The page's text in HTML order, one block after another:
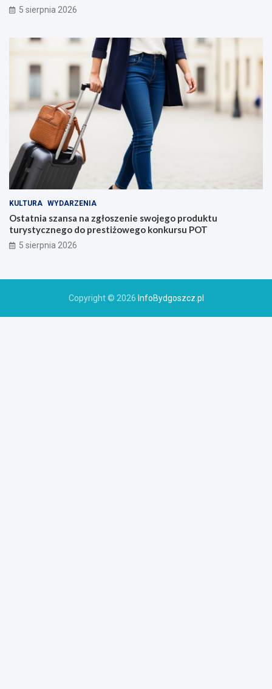
5 sierpnia 2026
KULTURA WYDARZENIA
Ostatnia szansa na zgłoszenie swojego produktu
turystycznego do prestiżowego konkursu POT
5 sierpnia 2026
Copyright © 2026 InfoBydgoszcz.pl